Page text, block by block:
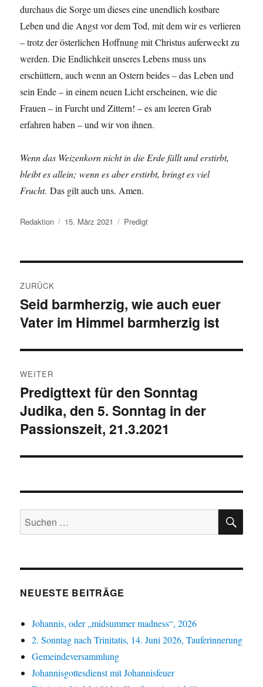
durchaus die Sorge um dieses eine unendlich kostbare
Leben und die Angst vor dem Tod, mit dem wir es verlieren
– trotz der österlichen Hoffnung mit Christus auferweckt zu
werden. Die Endlichkeit unseres Lebens muss uns
erschüttern, auch wenn an Ostern beides – das Leben und
sein Ende – in einem neuen Licht erscheinen, wie die
Frauen – in Furcht und Zittern! – es am leeren Grab
erfahren haben – und wir von ihnen.
Wenn das Weizenkorn nicht in die Erde fällt und erstirbt,
bleibt es allein; wenn es aber erstirbt, bringt es viel
Frucht.Das gilt auch uns. Amen.
Autor
Redaktion
Veröffentlicht
15. März 2021 Kategorien
Predigt
ZURÜCK
Vorheriger
Beitrag:
Seid barmherzig, wie auch euer
Vater im Himmel barmherzig ist
WEITER
Nächster
Beitrag:
Predigttext für den Sonntag
Judika, den 5. Sonntag in der
Passionszeit, 21.3.2021
Suchen
nach:
NEUESTE BEITRÄGE
Johannis, oder „midsummer madness“, 2026
2. Sonntag nach Trinitatis, 14. Juni 2026, Tauferinnerung
Gemeindeversammlung
Johannisgottesdienst mit Johannisfeuer